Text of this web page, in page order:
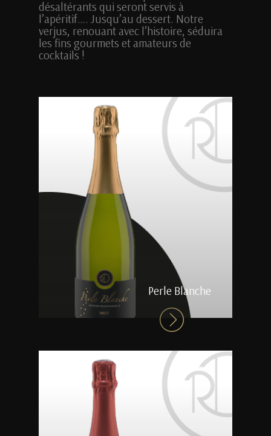
désaltérants qui seront servis à
l’apéritif…. Jusqu’au dessert. Notre
verjus, renouant avec l’histoire, séduira
les fins gourmets et amateurs de
cocktails !
Perle Blanche